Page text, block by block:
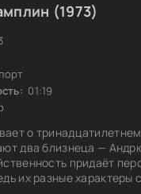
(1973)
01:19
о
два близнеца —
придаёт
их разные характеры